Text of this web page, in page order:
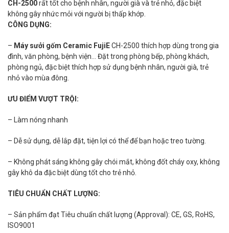
CH-2500rất tốt cho bệnh nhân, người già và trẻ nhỏ, đặc biệt
không gây nhức mỏi với người bị thấp khớp.
CÔNG DỤNG:
– Máy sưởi gốm Ceramic FujiECH-2500 thích hợp dùng trong gia
đình, văn phòng, bệnh viện… Đặt trong phòng bếp, phòng khách,
phòng ngủ, đặc biệt thích hợp sử dụng bệnh nhân, người già, trẻ
nhỏ vào mùa đông.
ƯU ĐIỂM VƯỢT TRỘI:
– Làm nóng nhanh
– Dễ sử dụng, dễ lắp đặt, tiện lợi có thể để bạn hoặc treo tường.
– Không phát sáng không gây chói mắt, không đốt cháy oxy, không
gây khô da đặc biệt dùng tốt cho trẻ nhỏ.
TIÊU CHUẨN CHẤT LƯỢNG:
– Sản phẩm đạt Tiêu chuẩn chất lượng (Approval): CE, GS, RoHS,
ISO9001